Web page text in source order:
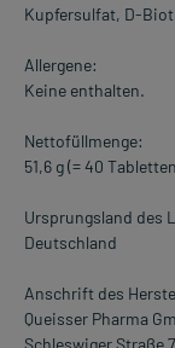
Kupfersulfat, D-
Allergene:
Keine enthalten.
Nettofüllmenge:
51,6 g (= 40
Ursprungsland des
Deutschland
Anschrift des
Queisser Pharma
Schleswiger Straße